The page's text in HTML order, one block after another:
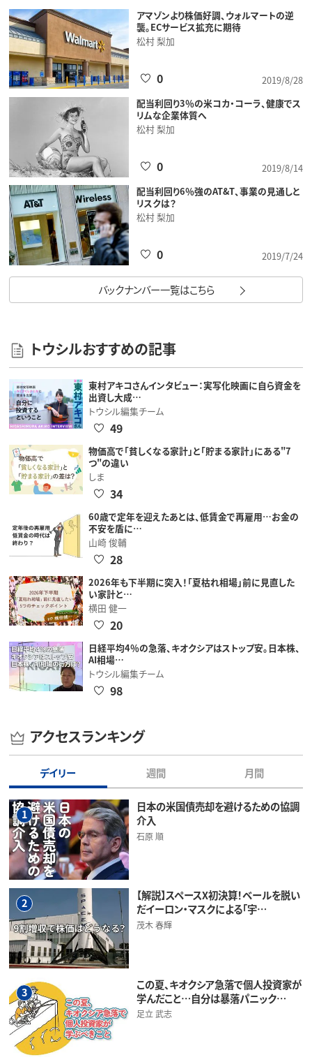
アマゾンより株価好調、ウォルマートの逆
襲。ECサービス拡充に期待
松村 梨加
2019/8/28
0
配当利回り3％の米コカ・コーラ、健康でス
リムな企業体質へ
松村 梨加
2019/8/14
0
配当利回り6％強のAT&T、事業の見通しと
リスクは？
松村 梨加
2019/7/24
0
バックナンバー一覧はこちら
トウシルおすすめの記事
東村アキコさんインタビュー：実写化映画に自ら資金を
出資し大成…
トウシル編集チーム
49
物価高で「貧しくなる家計」と「貯まる家計」にある"7
つ"の違い
しま
34
60歳で定年を迎えたあとは、低賃金で再雇用…お金の
不安を盾に…
山崎 俊輔
28
2026年も下半期に突入！「夏枯れ相場」前に見直した
い家計と…
横田 健一
20
日経平均4％の急落、キオクシアはストップ安。日本株、
AI相場…
トウシル編集チーム
98
アクセスランキング
デイリー 週間 月間
1
日本の米国債売却を避けるための協調
介入
石原 順
2
【解説】スペースX初決算！ベールを脱い
だイーロン・マスクによる「宇…
茂木 春輝
3
この夏、キオクシア急落で個人投資家が
学んだこと…自分は暴落パニック…
足立 武志